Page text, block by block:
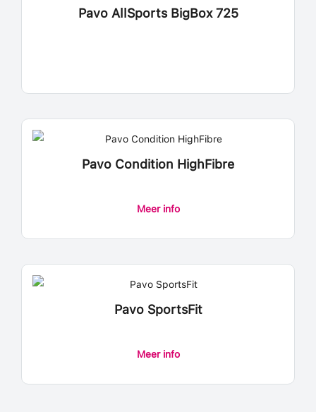
Pavo AllSports BigBox 725
Pavo Condition HighFibre
Meer info
Deze
optie
op
Pavo SportsFit
Meer info